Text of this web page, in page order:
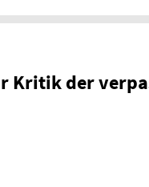
Kritik der